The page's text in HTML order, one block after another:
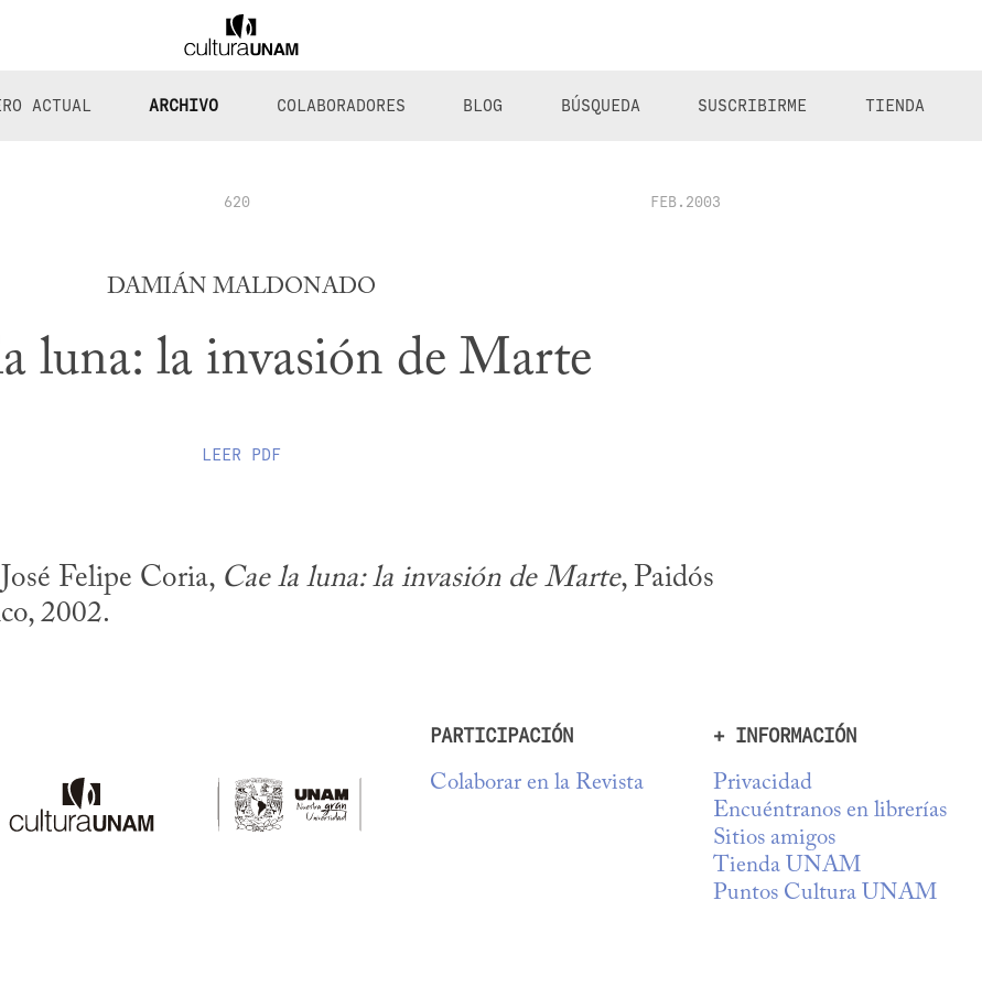
ACTUAL ARCHIVO COLABORADORES BLOG BÚSQUEDA SUSCRIBIRME TIENDA
620 FEB.2003
DAMIÁN MALDONADO
luna: la invasión de Marte
LEER PDF
Felipe Coria, Cae la luna: la invasión de Marte, Paidós
2002.
PARTICIPACIÓN
Colaborar en la Revista
+ INFORMACIÓN
Privacidad
Encuéntranos en librerías
Sitios amigos
Tienda UNAM
Puntos Cultura UNAM